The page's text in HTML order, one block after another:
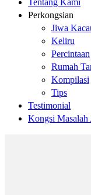
Tentang Kami
Perkongsian
Jiwa
Keliru
Percintaan
Rumah
Kompilasi
Tips
Testimonial
Kongsi